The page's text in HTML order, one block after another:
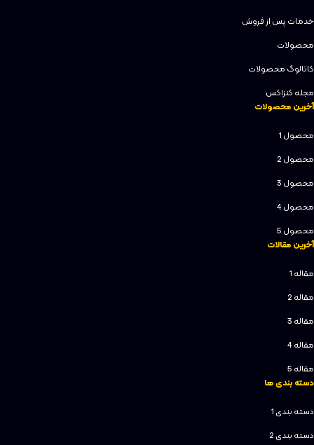
خدمات پس از فروش
محصولات
کاتالوگ محصولات
مجله کنزاکس
آخرین محصولات
محصول 1
محصول 2
محصول 3
محصول 4
محصول 5
آخرین مقالات
مقاله 1
مقاله 2
مقاله 3
مقاله 4
مقاله 5
دسته بندی ها
دسته بندی 1
دسته بندی 2